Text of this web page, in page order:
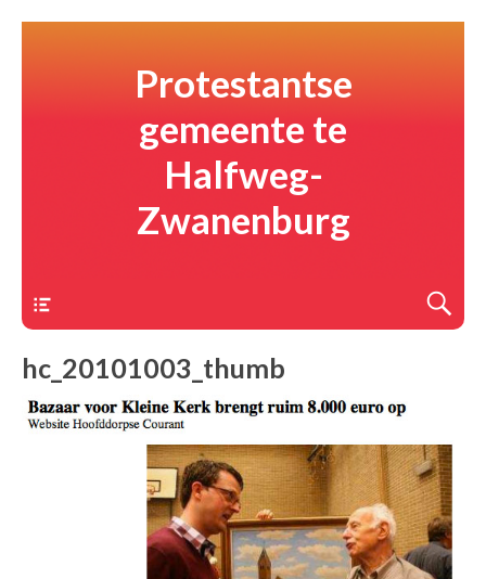
Protestantse
gemeente te
Halfweg-
Zwanenburg
hc_20101003_thumb